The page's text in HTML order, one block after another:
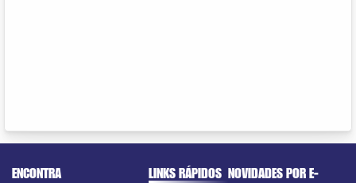
ENCONTRA
LINKS RÁPIDOS NOVIDADES POR E-